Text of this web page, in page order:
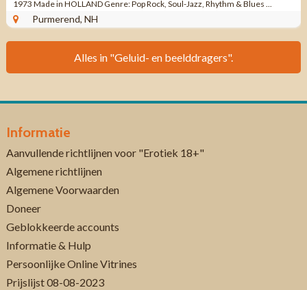
1973 Made in HOLLAND Genre: Pop Rock, Soul-Jazz, Rhythm & Blues ...
Purmerend, NH
Alles in "Geluid- en beelddragers".
Informatie
Aanvullende richtlijnen voor "Erotiek 18+"
Algemene richtlijnen
Algemene Voorwaarden
Doneer
Geblokkeerde accounts
Informatie & Hulp
Persoonlijke Online Vitrines
Prijslijst 08-08-2023